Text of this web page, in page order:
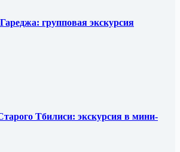
групповая экскурсия
Тбилиси: экскурсия в мини-